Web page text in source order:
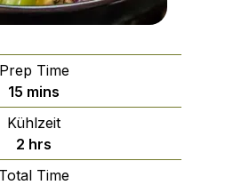
Prep Time
15 minutes
mins
Kühlzeit
2 hours
hrs
Total Time